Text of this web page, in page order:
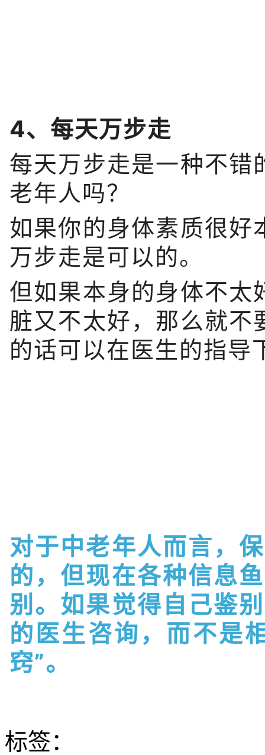
4、每天万步走
每天万步走是一种不错
老年人吗？
如果你的身体素质很好
万步走是可以的。
但如果本身的身体不太
脏又不太好，那么就不
的话可以在医生的指导
对于中老年人而言，
的，但现在各种信息
别。如果觉得自己鉴
的医生咨询，而不是
窍”。
标签：